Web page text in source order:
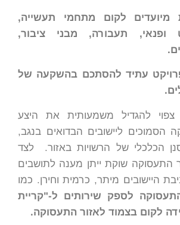
לקום מתחמי תעשייה,
ופנאי, תעבורה, מבני ציבור,
עתיד להסתכם בהשקעה של
צפוי להגדיל משמעותית את היצע
הסמוכים ליישובים הבדואים בנגב,
הכלכלי של הרשויות באזור. לצד
התעסוקה שוקת ייתן מענה לתושבים
היישובים מיתר, כרמית וחירן. כמו
לספק שירותים ל-"קריית
לקום בצמוד לאזור התעסוקה.